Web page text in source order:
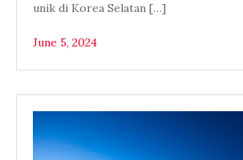
unik di Korea Selatan […]
June 5, 2024